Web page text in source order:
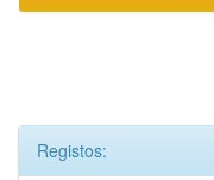
Registos: